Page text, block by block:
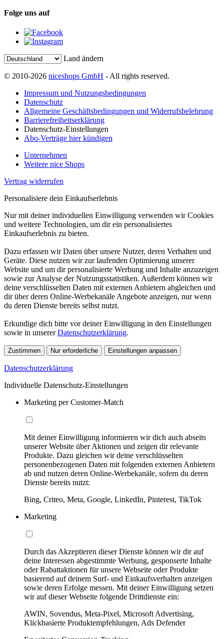
Folge uns auf
Land ändern
© 2010-2026 niceshops GmbH - All rights reserved.
Impressum und Nutzungsbedingungen
Datenschutz
Allgemeine Geschäftsbedingungen und Widerrufsbelehrung
Barrierefreiheitserklärung
Datenschutz-Einstellungen
Abo-Verträge hier kündigen
Unternehmen
Weitere nice Shops
Vertrag widerrufen
Personalisiere dein Einkaufserlebnis
Nur mit deiner individuellen Einwilligung verwenden wir Cookies
und weitere Technologien, um dir ein personalisiertes
Einkaufserlebnis zu bieten.
Dazu erfassen wir Daten über unsere Nutzer, deren Verhalten und
Geräte. Diese nutzen wir zur laufenden Optimierung unserer
Website und um dir personalisierte Werbung und Inhalte anzuzeigen
sowie zur Analyse der Nutzungsstatistiken. Außerdem können wir
deine verschlüsselten Daten mit externen Anbietern abgleichen und
dir über deren Online-Werbekanäle Angebote anzeigen, nur wenn
du deren Dienste bereits selbst nutzt.
Erkundige dich bitte vor deiner Einwilligung in den Einstellungen
sowie in unsererDatenschutzerklärung.
Zustimmen Nur erforderliche Einstellungen anpassen
Datenschutzerklärung
Individuelle Datenschutz-Einstellungen
Marketing per Customer-Match
Mit deiner Einwilligung informieren wir dich auch abseits
unserer Website über Aktionen und zeigen dir relevante
Produkte. Dazu gleichen wir deine verschlüsselten
personenbezogenen Daten mit folgenden externen Anbietern
ab und nutzen deren Online-Werbekanäle, sofern du deren
Dienste bereits nutzt:
Bing, Criteo, Meta, Google, LinkedIn, Pinterest, TikTok
Marketing
Durch das Akzeptieren dieser Dienste können wir dir auf
deine Interessen abgestimmte Werbung, gesponserte Inhalte
oder Rabattaktionen für unsere Webseite oder Produkte
basierend auf deinem Surf- und Einkaufsverhalten anzeigen
sowie deren Erfolge messen. Mit deiner Einwilligung setzen
wir auf dieser Webseite folgende Drittdienste ein:
AWIN, Sovendus, Meta-Pixel, Microsoft Advertising,
Klickbasierte Produktempfehlungen, Ads Defender